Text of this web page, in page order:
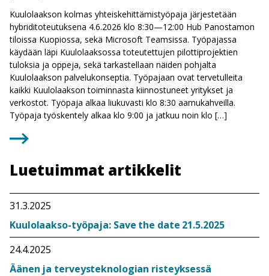
Kuulolaakson kolmas yhteiskehittämistyöpaja järjestetään
hybriditoteutuksena 4.6.2026 klo 8:30—12:00 Hub Panostamon
tiloissa Kuopiossa, sekä Microsoft Teamsissa. Työpajassa
käydään läpi Kuulolaaksossa toteutettujen pilottiprojektien
tuloksia ja oppeja, sekä tarkastellaan näiden pohjalta
Kuulolaakson palvelukonseptia. Työpajaan ovat tervetulleita
kaikki Kuulolaakson toiminnasta kiinnostuneet yritykset ja
verkostot. Työpaja alkaa liukuvasti klo 8:30 aamukahveilla.
Työpaja työskentely alkaa klo 9:00 ja jatkuu noin klo […]
Luetuimmat artikkelit
31.3.2025
Kuulolaakso-työpaja: Save the date 21.5.2025
24.4.2025
Äänen ja terveysteknologian risteyksessä